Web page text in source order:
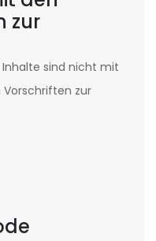
zur
sind nicht mit
zur